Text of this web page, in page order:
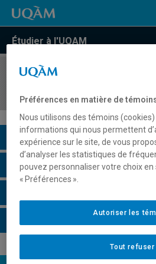
Étudier à l'UQAM
COURS//
Description du cours
Horaire - Été 2026
Préférences en matière de
Nous utilisons des témoins
informations qui nous permettent
expérience sur le site, de vous
d’analyser les statistiques de
pouvez personnaliser votre choix
« Préférences ».
Tout refuser
Autoriser les